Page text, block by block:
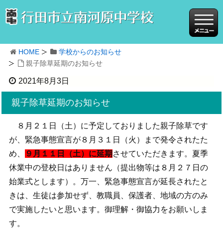
HOME
学校からのお知らせ
親子除草延期のお知らせ
2021年8月3日
親子除草延期のお知らせ
８月２１日（土）に予定しておりました親子除草です
が、緊急事態宣言が８月３１日（火）まで発令されたた
め、
９月１１日（土）に延期 させていただきます。夏季
休業中の登校日はありません（提出物等は８月２７日の
始業式とします）。万一、緊急事態宣言が延長されたと
きは、生徒は参加せず、教職員、保護者、地域の方のみ
で実施したいと思います。御理解・御協力をお願いしま
す。